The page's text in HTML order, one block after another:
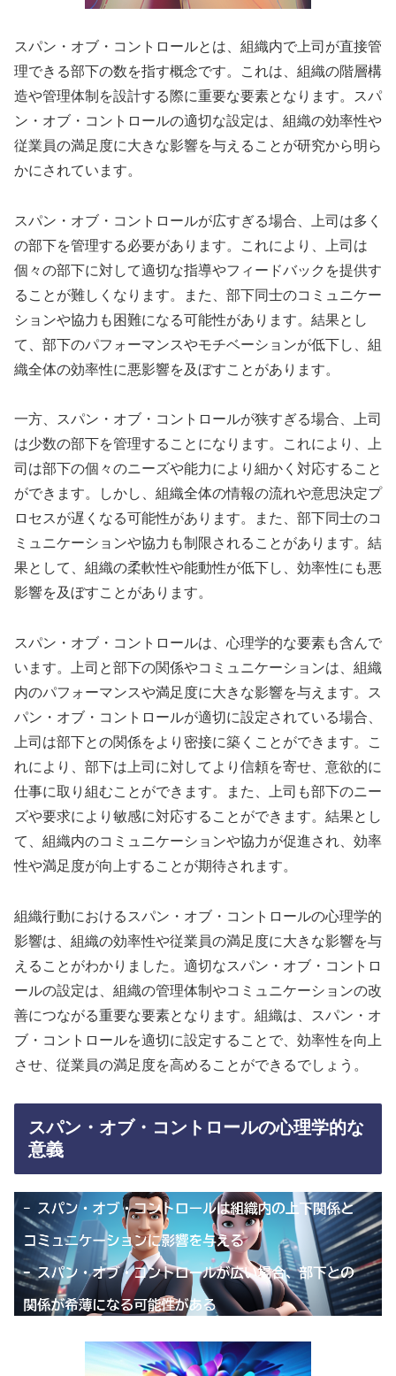
スパン・オブ・コントロールとは、組織内で上司が直接管
理できる部下の数を指す概念です。これは、組織の階層構
造や管理体制を設計する際に重要な要素となります。スパ
ン・オブ・コントロールの適切な設定は、組織の効率性や
従業員の満足度に大きな影響を与えることが研究から明ら
かにされています。
スパン・オブ・コントロールが広すぎる場合、上司は多く
の部下を管理する必要があります。これにより、上司は
個々の部下に対して適切な指導やフィードバックを提供す
ることが難しくなります。また、部下同士のコミュニケー
ションや協力も困難になる可能性があります。結果とし
て、部下のパフォーマンスやモチベーションが低下し、組
織全体の効率性に悪影響を及ぼすことがあります。
一方、スパン・オブ・コントロールが狭すぎる場合、上司
は少数の部下を管理することになります。これにより、上
司は部下の個々のニーズや能力により細かく対応すること
ができます。しかし、組織全体の情報の流れや意思決定プ
ロセスが遅くなる可能性があります。また、部下同士のコ
ミュニケーションや協力も制限されることがあります。結
果として、組織の柔軟性や能動性が低下し、効率性にも悪
影響を及ぼすことがあります。
スパン・オブ・コントロールは、心理学的な要素も含んで
います。上司と部下の関係やコミュニケーションは、組織
内のパフォーマンスや満足度に大きな影響を与えます。ス
パン・オブ・コントロールが適切に設定されている場合、
上司は部下との関係をより密接に築くことができます。こ
れにより、部下は上司に対してより信頼を寄せ、意欲的に
仕事に取り組むことができます。また、上司も部下のニー
ズや要求により敏感に対応することができます。結果とし
て、組織内のコミュニケーションや協力が促進され、効率
性や満足度が向上することが期待されます。
組織行動におけるスパン・オブ・コントロールの心理学的
影響は、組織の効率性や従業員の満足度に大きな影響を与
えることがわかりました。適切なスパン・オブ・コントロ
ールの設定は、組織の管理体制やコミュニケーションの改
善につながる重要な要素となります。組織は、スパン・オ
ブ・コントロールを適切に設定することで、効率性を向上
させ、従業員の満足度を高めることができるでしょう。
スパン・オブ・コントロールの心理学的な
意義